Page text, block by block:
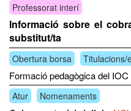
Professorat interí
Informació sobre el
substitut/ta
Obertura borsa Titulacions/
Formació pedagògica del IOC
Atur Nomenaments